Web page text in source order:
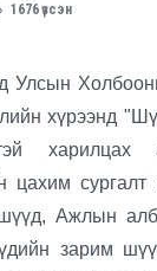
1676 үзсэн
хүрээнд
харилцах
цахим
Ажлын
зарим